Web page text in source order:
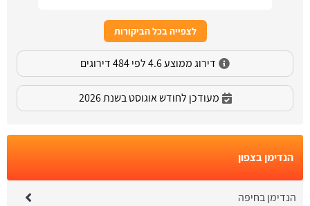
לצפייה בכל הביקורות
דירוג ממוצע 4.6 לפי 484 דירוגים
מעודכן לחודש אוגוסט בשנת 2026
הנדימן בצפון
הנדימן בחיפה